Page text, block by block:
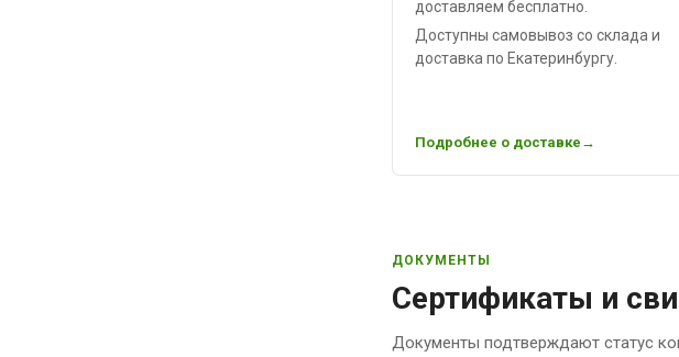
доставляем бесплатно.
Доступны самовывоз со склада и
доставка по Екатеринбургу.
Подробнее о доставке
ДОКУМЕНТЫ
Сертификаты и
Документы подтверждают статус